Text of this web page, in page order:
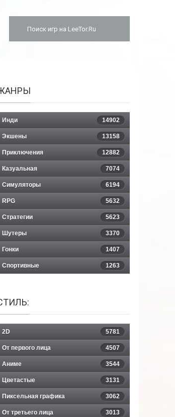
Инди 14902
Экшены 13158
Приключения 12882
Казуальная 7074
Симуляторы 6194
RPG 5632
Стратегии 5623
Шутеры 3370
Гонки 1407
Спортивные 1263
2D 5781
От первого лица 4507
Аниме 3544
Цветастые 3131
Пиксельная графика 3062
От третьего лица 3013